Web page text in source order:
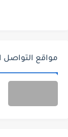
مواقع التواصل